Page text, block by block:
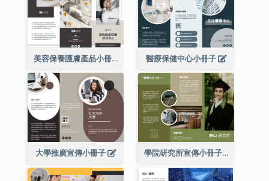
美容保養護膚產品小冊子 醫療保健中心小冊子
大學推廣宣傳小冊子 學院研究所宣傳小冊子